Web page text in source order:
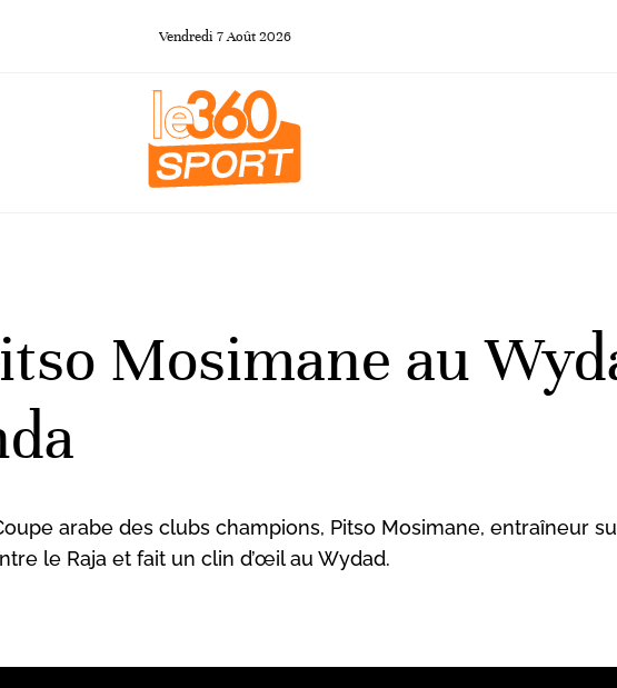
Vendredi 7Août 2026
Mosimane au
arabe des clubs champions, Pitso Mosimane, entraîneur
le Raja et fait un clin d’œil au Wydad.